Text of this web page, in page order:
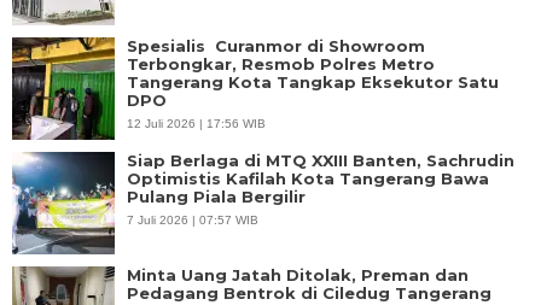
Spesialis Curanmor di Showroom
Terbongkar, Resmob Polres Metro
Tangerang Kota Tangkap Eksekutor Satu
DPO
12 Juli 2026 | 17:56 WIB
Siap Berlaga di MTQ XXIII Banten, Sachrudin
Optimistis Kafilah Kota Tangerang Bawa
Pulang Piala Bergilir
7 Juli 2026 | 07:57 WIB
Minta Uang Jatah Ditolak, Preman dan
Pedagang Bentrok di Ciledug Tangerang